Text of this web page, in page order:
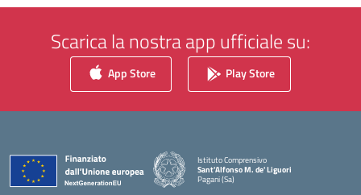
Scarica la nostra app ufficiale su:
App Store Play Store
Istituto Comprensivo
Sant'Alfonso M. de' Liguori
Pagani (Sa)
— Visita la pagina iniziale della scuola